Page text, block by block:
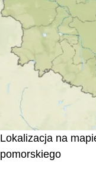
Lokalizacja na
pomorskiego